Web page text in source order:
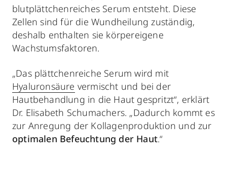
blutplättchenreiches Serum entsteht. Diese
Zellen sind für die Wundheilung zuständig,
deshalb enthalten sie körpereigene
Wachstumsfaktoren.
„Das plättchenreiche Serum wird mit
Hyaluronsäure vermischt und bei der
Hautbehandlung in die Haut gespritzt“, erklärt
Dr. Elisabeth Schumachers. „Dadurch kommt es
zur Anregung der Kollagenproduktion und zur
optimalen Befeuchtung der Haut.“